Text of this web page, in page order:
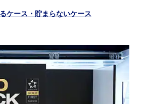
ケース・貯まらないケース